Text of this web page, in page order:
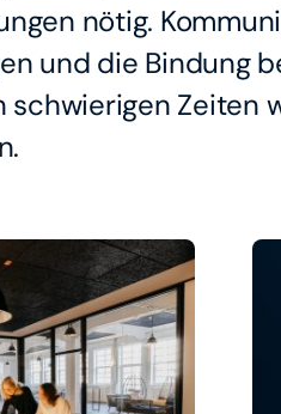
nötig.
und die Bindung
schwierigen Zeiten